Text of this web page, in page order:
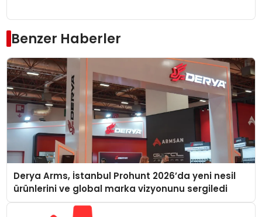
Benzer Haberler
Derya Arms, İstanbul Prohunt 2026’da yeni nesil
ürünlerini ve global marka vizyonunu sergiledi